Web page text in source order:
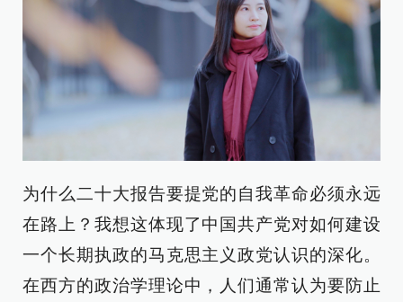
为什么二十大报告要提党的自我革命必须永远
在路上？我想这体现了中国共产党对如何建设
一个长期执政的马克思主义政党认识的深化。
在西方的政治学理论中，人们通常认为要防止